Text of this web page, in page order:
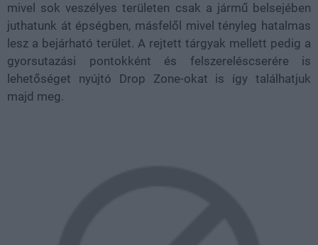
mivel sok veszélyes területen csak a jármű belsejében
juthatunk át épségben, másfelől mivel tényleg hatalmas
lesz a bejárható terület. A rejtett tárgyak mellett pedig a
gyorsutazási pontokként és felszereléscserére is
lehetőséget nyújtó Drop Zone-okat is így találhatjuk
majd meg.